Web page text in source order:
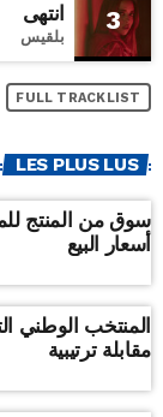
3 انتهى
بلقيس
FULL TRACKLIST
LES PLUS LUS
سوق من المنتج
أسعار البيع
المنتخب الوطني
مقابلة ترتيبية